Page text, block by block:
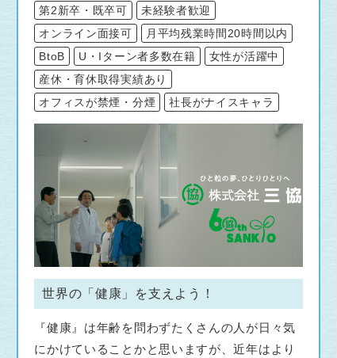
第2新卒・既卒可
未経験者歓迎
オンライン面接可
月平均残業時間20時間以内
BtoB
U・Iターン者多数在籍
女性が活躍中
産休・育休取得実績あり
オフィスが禁煙・分煙
社長がナイスキャラ
世界の「健康」を支えよう！
『健康』は年齢を問わずたくさんの人が日々気
にかけていることかと思いますが、近年はより